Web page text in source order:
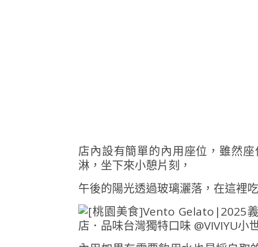
店內設有簡單的內用座位，雖然
淋，坐下來小憩片刻，
午後的陽光透過玻璃灑落，在這裡